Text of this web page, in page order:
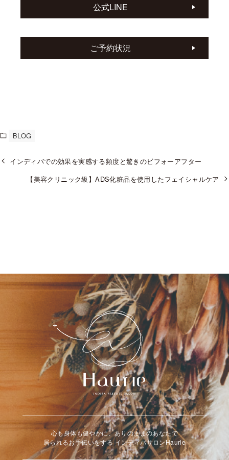
公式LINE
ご予約状況
BLOG
インディバでの効果を実感する頻度と驚きのビフォーアフター
【美容クリニック級】ADS化粧品を使用したフェイシャルケア
心も身体も健やかに、ありのままのあなたで
居られるお手伝いをする インディバサロンHaurie